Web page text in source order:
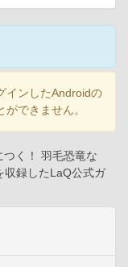
インしたAndroidの
できません。
く！ 羽毛恐竜な
収録したLaQ公式ガ